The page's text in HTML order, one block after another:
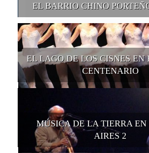
EL BARRIO CHINO
EL LAGO DE LOS CISNES EN
CENTENARIO
MÚSICA DE LA TIERRA EN
AIRES 2